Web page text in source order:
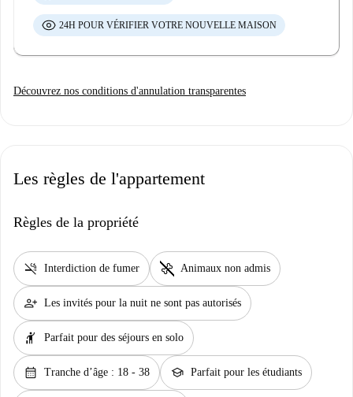
24H POUR VÉRIFIER VOTRE NOUVELLE MAISON
Découvrez nos conditions d'annulation transparentes
Les règles de l'appartement
Règles de la propriété
smoke_free Interdiction de fumer pet_supplies Animaux non admis
person_add Les invités pour la nuit ne sont pas autorisés
hail Parfait pour des séjours en solo
calendar_month Tranche d’âge : 18 - 38 school Parfait pour les étudiants